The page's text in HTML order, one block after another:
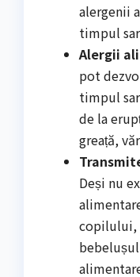
alergenii
timpul
Alergii
pot
timpul
de la
greață,
Deși nu
copilului,